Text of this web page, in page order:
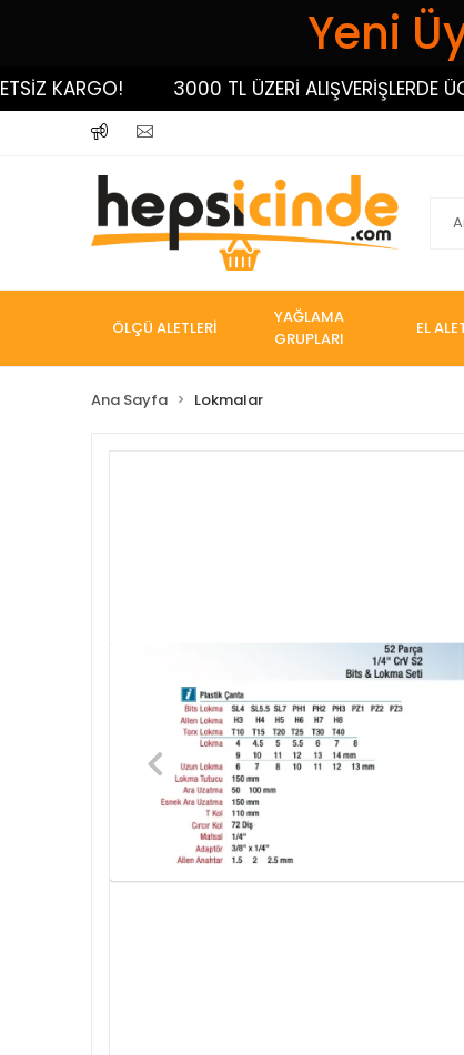
Yeni
KARGO! 3000 TL ÜZERİ ALIŞVERİŞLERDE
ÖLÇÜ ALETLERİ
YAĞLAMA
GRUPLARI
EL
Ana Sayfa Lokmalar